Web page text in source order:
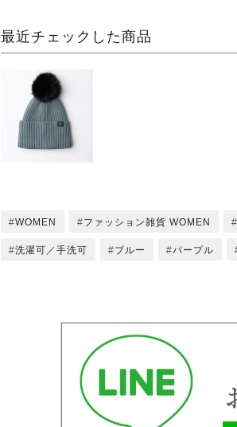
最近チェックした商品
WOMEN ファッション雑貨 WOMEN
洗濯可／手洗可 ブルー パープル